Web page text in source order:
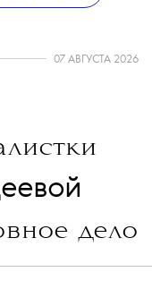
канале
07 АВГУСТА 2026
дело